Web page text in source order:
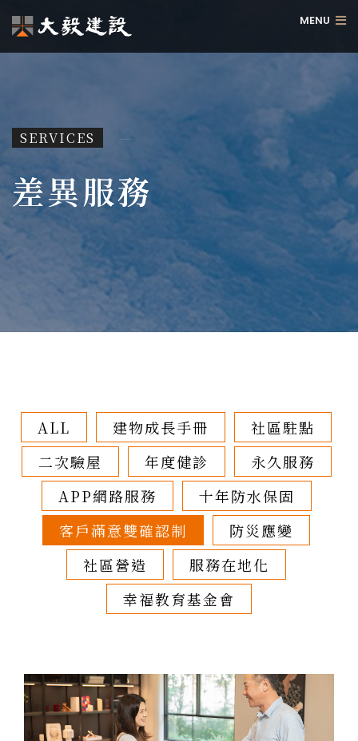
MENU
SERVICES
差異服務
差異服務
ALL 建物成長手冊
社區駐點
二次驗屋
年度健診
永久服務
APP網路服務
十年防水保固
客戶滿意雙確認制
防災應變
社區營造
服務在地化
幸福教育基金會